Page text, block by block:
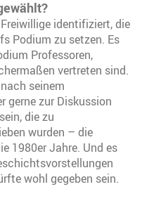
identifiziert, die
Podium zu setzen. Es
Professoren,
vertreten sind.
seinem
gerne zur Diskussion
die zu
wurden – die
1980er Jahre. Und es
wohl gegeben sein.